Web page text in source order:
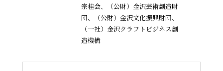
宗桂会、
（公財）金沢芸術創造財
団、（公財）金沢文化振興財団、
（一社）金沢クラフトビジネス創
造機構